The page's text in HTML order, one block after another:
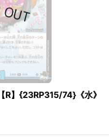
R】{23RP315/74}《水》